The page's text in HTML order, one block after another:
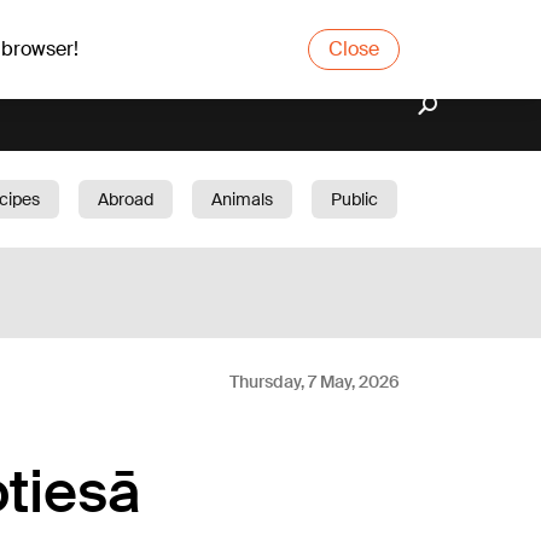
Close
Abroad Animals
Public
Thursday, 7 May, 2026